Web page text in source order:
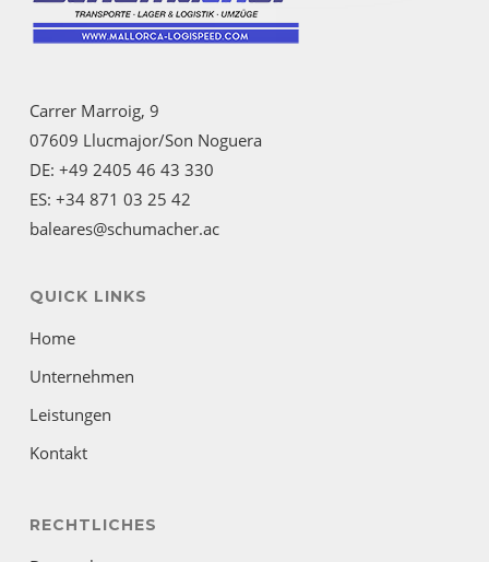
Carrer Marroig, 9
07609 Llucmajor/Son Noguera
DE: +49 2405 46 43 330
ES: +34 871 03 25 42
baleares@schumacher.ac
QUICK LINKS
Home
Unternehmen
Leistungen
Kontakt
RECHTLICHES